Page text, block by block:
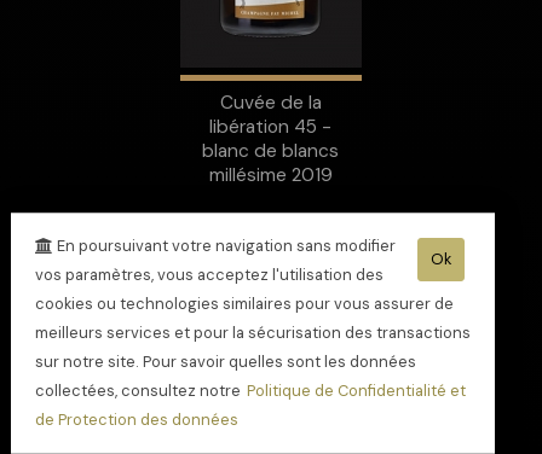
Cuvée de la
libération 45 -
blanc de blancs
millésime 2019
Ok
En poursuivant votre navigation sans modifier
vos paramètres, vous acceptez l'utilisation des
cookies ou technologies similaires pour vous assurer de
meilleurs services et pour la sécurisation des transactions
sur notre site. Pour savoir quelles sont les données
collectées, consultez notre Politique de Confidentialité et
de Protection des données